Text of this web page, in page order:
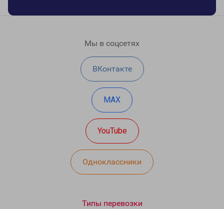
Мы в соцсетях
ВКонтакте
MAX
YouTube
Одноклассники
Типы перевозки